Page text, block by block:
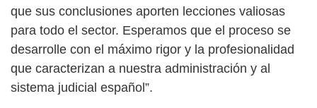
que sus conclusiones aporten lecciones valiosas
para todo el sector. Esperamos que el proceso se
desarrolle con el máximo rigor y la profesionalidad
que caracterizan a nuestra administración y al
sistema judicial español”.